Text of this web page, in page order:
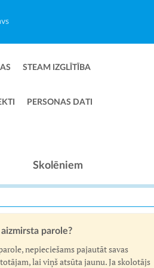
STEAM IZGLĪTĪBA
PERSONAS DATI
Skolēniem
parole?
nepieciešams pajautāt savas
lai viņš atsūta jaunu. Ja skolotājs